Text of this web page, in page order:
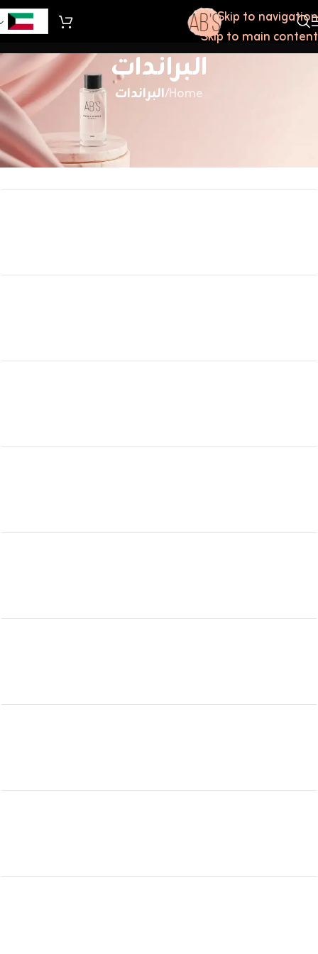
Skip to navigation
Skip to main content
البراندات
Home
/البراندات